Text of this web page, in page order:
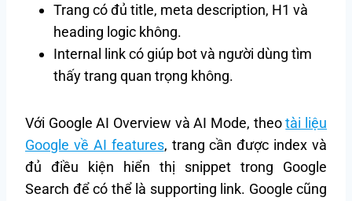
Trang có đủ title, meta description, H1 và
heading logic không.
Internal link có giúp bot và người dùng tìm
thấy trang quan trọng không.
Với Google AI Overview và AI Mode, theotài liệu
Google về AI features, trang cần được index và
đủ điều kiện hiển thị snippet trong Google
Search để có thể là supporting link. Google cũng